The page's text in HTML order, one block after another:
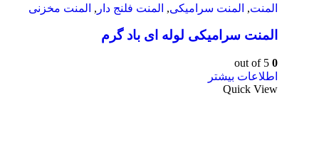
المنت, المنت سرامیکی, المنت فلنج دار , المنت مخزنی
المنت سرامیکی لوله ای باد گرم
0
اطلاعات بیشتر
Quick View